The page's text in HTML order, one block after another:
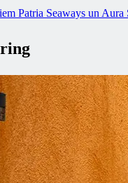
Patria Seaways un Aura